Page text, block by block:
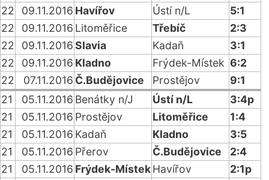
22
09.11.2016 Havířov Ústí n/L
5:1
22
09.11.2016 Litoměřice Třebíč
2:3
22
09.11.2016Slavia Kadaň
3:1
22
09.11.2016 Kladno Frýdek-Místek 6:2
22
07.11.2016 Č.Budějovice Prostějov
9:1
21
05.11.2016 Benátky n/J Ústí n/L
3:4p
21
05.11.2016 Prostějov Litoměřice
1:4
21
05.11.2016 Kadaň Kladno
3:5
21
05.11.2016 Přerov Č.Budějovice
2:4
21
05.11.2016 Frýdek-MístekHavířov
2:1p